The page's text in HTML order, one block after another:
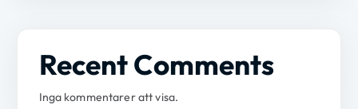
Recent Comments
Inga kommentarer att visa.